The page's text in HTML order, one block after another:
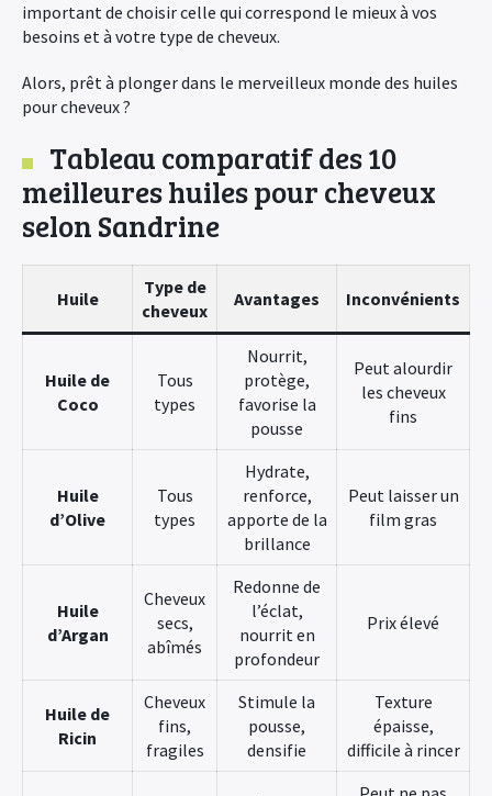
important de choisir celle qui correspond le mieux à vos
besoins et à votre type de cheveux.
Alors, prêt à plonger dans le merveilleux monde des huiles
pour cheveux ?
Tableau comparatif des 10
meilleures huiles pour cheveux
selon Sandrine
Huile
Type de
cheveux
Avantages Inconvénients
Huile de
Coco
Tous
types
Nourrit,
protège,
favorise la
pousse
Peut alourdir
les cheveux
fins
Huile
d’Olive
Tous
types
Hydrate,
renforce,
apporte de la
brillance
Peut laisser un
film gras
Huile
d’Argan
Cheveux
secs,
abîmés
Redonne de
l’éclat,
nourrit en
profondeur
Prix élevé
Huile de
Ricin
Cheveux
fins,
fragiles
Stimule la
pousse,
densifie
Texture
épaisse,
difficile à rincer
×